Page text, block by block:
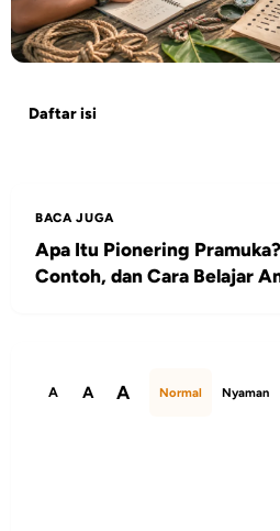
Daftar isi
BACA JUGA
Apa Itu Pionering
Contoh, dan Cara Belajar
A A A Normal Nyaman